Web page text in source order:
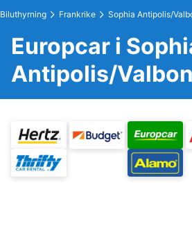
Biluthyrning Frankrike Sophia Antipolis/
Europcar i
Antipolis/